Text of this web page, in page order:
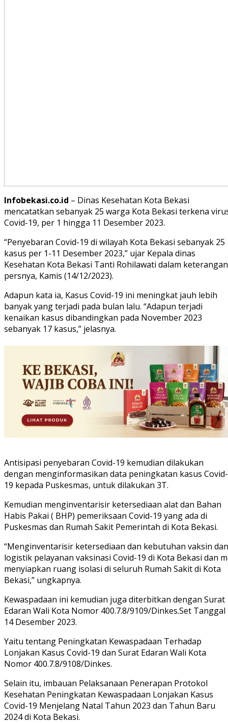
Infobekasi.co.id – Dinas Kesehatan Kota Bekasi
mencatatkan sebanyak 25 warga Kota Bekasi terkena
Covid-19, per 1 hingga 11 Desember 2023.
“Penyebaran Covid-19 di wilayah Kota Bekasi sebanyak 25
kasus per 1-11 Desember 2023,” ujar Kepala dinas
Kesehatan Kota Bekasi Tanti Rohilawati dalam keterangan
persnya, Kamis (14/12/2023).
Adapun kata ia, Kasus Covid-19 ini meningkat jauh lebih
banyak yang terjadi pada bulan lalu. “Adapun terjadi
kenaikan kasus dibandingkan pada November 2023
sebanyak 17 kasus,” jelasnya.
Antisipasi penyebaran Covid-19 kemudian dilakukan
dengan menginformasikan data peningkatan kasus Covid-
19 kepada Puskesmas, untuk dilakukan 3T.
Kemudian menginventarisir ketersediaan alat dan Bahan
Habis Pakai ( BHP) pemeriksaan Covid-19 yang ada di
Puskesmas dan Rumah Sakit Pemerintah di Kota Bekasi.
“Menginventarisir ketersediaan dan kebutuhan vaksin dan
logistik pelayanan vaksinasi Covid-19 di Kota Bekasi dan m
menyiapkan ruang isolasi di seluruh Rumah Sakit di Kota
Bekasi,” ungkapnya.
Kewaspadaan ini kemudian juga diterbitkan dengan Surat
Edaran Wali Kota Nomor 400.7.8/9109/Dinkes.Set Tanggal
14 Desember 2023.
Yaitu tentang Peningkatan Kewaspadaan Terhadap
Lonjakan Kasus Covid-19 dan Surat Edaran Wali Kota
Nomor 400.7.8/9108/Dinkes.
Selain itu, imbauan Pelaksanaan Penerapan Protokol
Kesehatan Peningkatan Kewaspadaan Lonjakan Kasus
Covid-19 Menjelang Natal Tahun 2023 dan Tahun Baru
2024 di Kota Bekasi.